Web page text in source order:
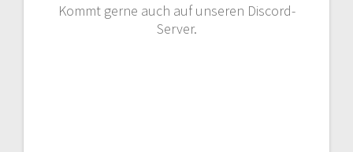
Kommt gerne auch auf unseren Discord-
Server.